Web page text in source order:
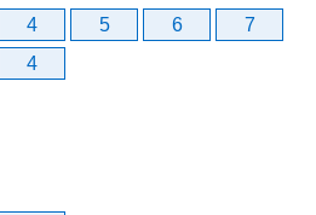
4 5 6
7
4